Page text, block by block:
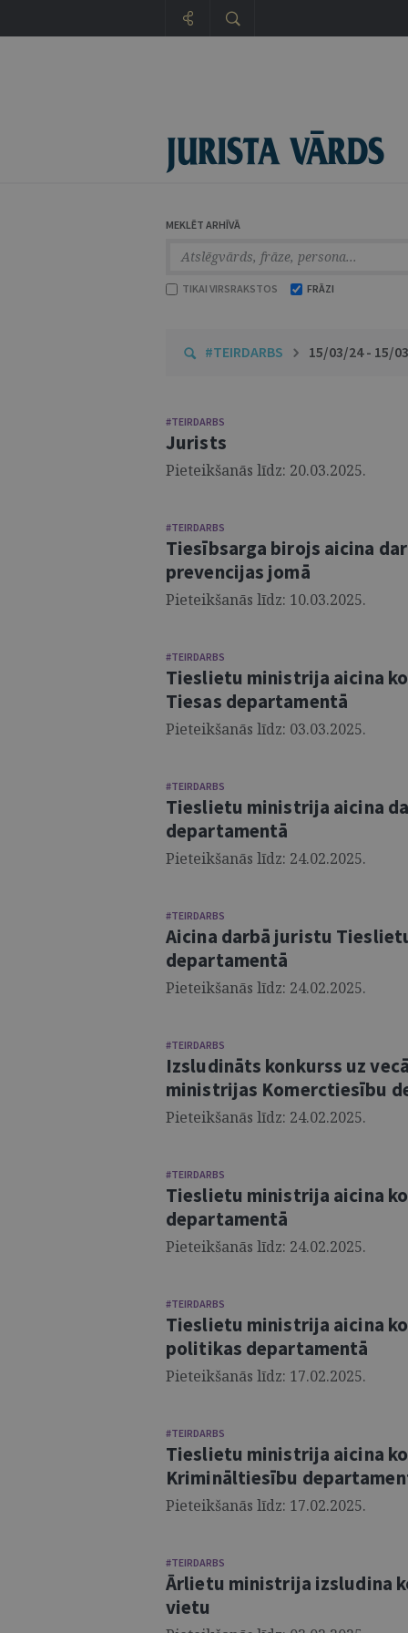
MEKLĒT ARHĪVĀ
TIKAI VIRSRAKSTOS FRĀZI
#TEIRDARBS 15/03/24 - 15/
#TEIRDARBS
Jurists
Pieteikšanās līdz: 20.03.2025.
#TEIRDARBS
Tiesībsarga birojs aicina
prevencijas jomā
Pieteikšanās līdz: 10.03.2025.
#TEIRDARBS
Tieslietu ministrija aicina
Tiesas departamentā
Pieteikšanās līdz: 03.03.2025.
#TEIRDARBS
Tieslietu ministrija aicina
departamentā
Pieteikšanās līdz: 24.02.2025.
#TEIRDARBS
Aicina darbā juristu
departamentā
Pieteikšanās līdz: 24.02.2025.
#TEIRDARBS
Izsludināts konkurss uz
ministrijas Komerctiesību
Pieteikšanās līdz: 24.02.2025.
#TEIRDARBS
Tieslietu ministrija aicina
departamentā
Pieteikšanās līdz: 24.02.2025.
#TEIRDARBS
Tieslietu ministrija aicina
politikas departamentā
Pieteikšanās līdz: 17.02.2025.
#TEIRDARBS
Tieslietu ministrija aicina
Krimināltiesību
Pieteikšanās līdz: 17.02.2025.
#TEIRDARBS
Ārlietu ministrija izsludina
vietu